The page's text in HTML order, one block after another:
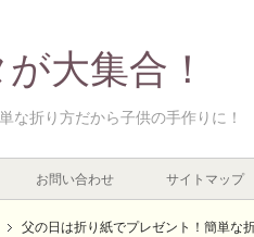
大集合！
な折り方だから子供の手作りに！
お問い合わせ サイトマップ
父の日は折り紙でプレゼント！簡単な